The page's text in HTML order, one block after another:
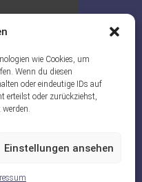
wie Cookies, um
Wenn du diesen
oder eindeutige IDs auf
erteilst oder zurückziehst,
Einstellungen ansehen